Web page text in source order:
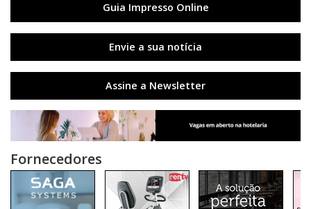
Guia Impresso Online
Envie a sua notícia
Assine a Newsletter
Fornecedores